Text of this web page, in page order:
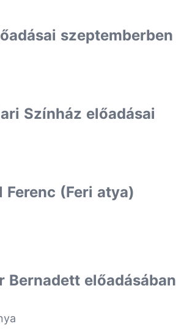
szeptemberben
Színház előadásai
(Feri atya)
Bernadett előadásában